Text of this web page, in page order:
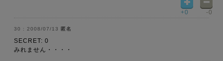
+0 -0
2008/07/13 匿名
SECRET: 0
みれません・・・・